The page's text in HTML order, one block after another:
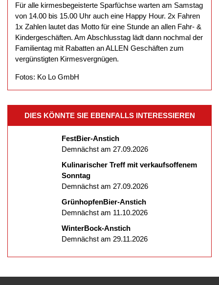
Für alle kirmesbegeisterte Sparfüchse warten am Samstag
von 14.00 bis 15.00 Uhr auch eine Happy Hour. 2x Fahren
1x Zahlen lautet das Motto für eine Stunde an allen Fahr- &
Kindergeschäften. Am Abschlusstag lädt dann nochmal der
Familientag mit Rabatten an ALLEN Geschäften zum
vergünstigten Kirmesvergnügen.
Fotos: Ko Lo GmbH
DIES KÖNNTE SIE EBENFALLS INTERESSIEREN
FestBier-Anstich
Demnächst am 27.09.2026
Kulinarischer Treff mit verkaufsoffenem
Sonntag
Demnächst am 27.09.2026
GrünhopfenBier-Anstich
Demnächst am 11.10.2026
WinterBock-Anstich
Demnächst am 29.11.2026